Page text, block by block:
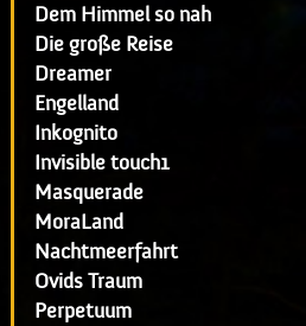
Dem Himmel so nah
Die große Reise
Dreamer
Engelland
Inkognito
Invisible touch1
Masquerade
MoraLand
Nachtmeerfahrt
Ovids Traum
Perpetuum